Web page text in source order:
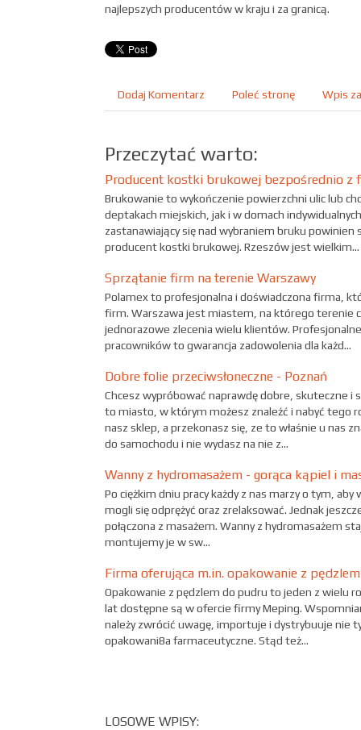
najlepszych producentów w kraju i za granicą.
Dodaj Komentarz Poleć stronę Wpis
Przeczytać warto:
Producent kostki brukowej bezpośrednio z
Brukowanie to wykończenie powierzchni ulic lub
deptakach miejskich, jak i w domach
zastanawiający się nad wybraniem bruku
producent kostki brukowej. Rzeszów jest wielkim...
Sprzątanie firm na terenie Warszawy
Polamex to profesjonalna i doświadczona firma,
firm. Warszawa jest miastem, na którego terenie
jednorazowe zlecenia wielu klientów.
pracowników to gwarancja zadowolenia dla każd...
Dobre folie przeciwsłoneczne - Poznań
Chcesz wypróbować naprawdę dobre, skuteczne i
to miasto, w którym możesz znaleźć i nabyć tego
nasz sklep, a przekonasz się, ze to właśnie u nas
do samochodu i nie wydasz na nie z...
Wanny z hydromasażem - gorąca kąpiel i
Po ciężkim dniu pracy każdy z nas marzy o tym,
mogli się odprężyć oraz zrelaksować. Jednak
połączona z masażem. Wanny z hydromasażem
montujemy je w sw...
Firma oferująca m.in. opakowanie z
Opakowanie z pędzlem do pudru to jeden z wielu
lat dostępne są w ofercie firmy Meping.
należy zwrócić uwagę, importuje i dystrybuuje nie
opakowani8a farmaceutyczne. Stąd też...
LOSOWE WPISY: